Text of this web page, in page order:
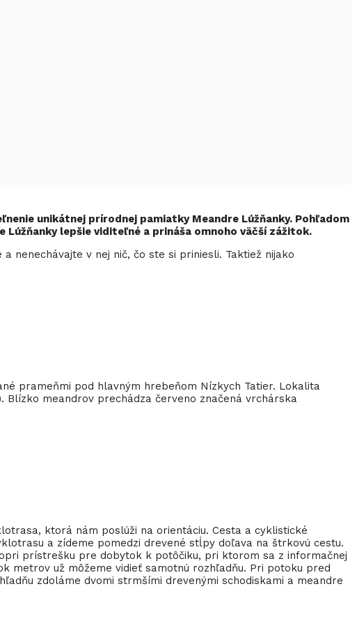
unikátnej prírodnej pamiatky Meandre Lúžňanky. Pohľadom
lepšie viditeľné a prináša omnoho väčší zážitok.
nenechávajte v nej nič, čo ste si priniesli. Taktiež nijako
prameňmi pod hlavným hrebeňom Nízkych Tatier. Lokalita
Blízko meandrov prechádza červeno značená vrchárska
ktorá nám poslúži na orientáciu. Cesta a cyklistické
a zídeme pomedzi drevené stĺpy doľava na štrkovú cestu.
prístrešku pre dobytok k potôčiku, pri ktorom sa z informačnej
metrov už môžeme vidieť samotnú rozhľadňu. Pri potoku pred
zdoláme dvomi strmšími drevenými schodiskami a meandre